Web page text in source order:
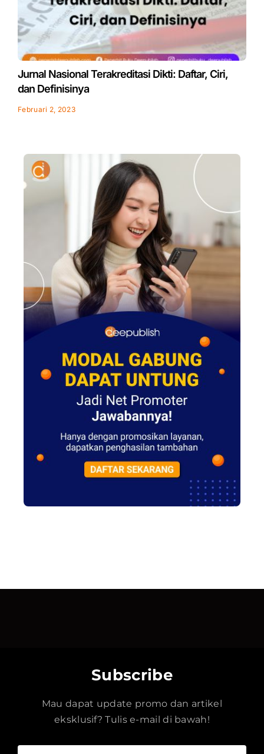
Jurnal Nasional Terakreditasi Dikti: Daftar, Ciri,
dan Definisinya
Februari 2, 2023
Subscribe
Mau dapat update promo dan artikel
eksklusif? Tulis e-mail di bawah!